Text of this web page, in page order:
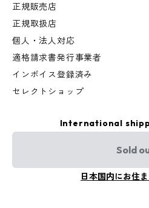
正規販売店
正規取扱店
個人・法人対応
適格請求書発行事業者
インボイス登録済み
セレクトショップ
International
Sold
日本国内にお住